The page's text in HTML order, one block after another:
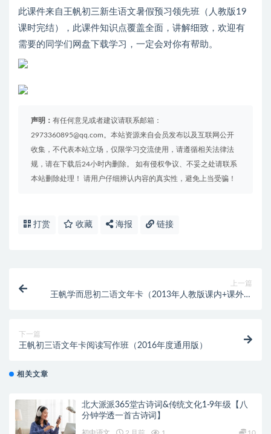
此课件来自王帆初三新生语文暑假预习领先班（人教版19
课时完结），此课件知识点覆盖全面，讲解细致，欢迎有
需要的同学们网盘下载学习，一定会对你有帮助。
声明： 有任何意见或者建议请联系邮箱：
2973360895@qq.com。本站资源来自会员发布以及互联网公开
收集，不代表本站立场，仅限学习交流使用，请遵循相关法律法
规，请在下载后24小时内删除。 如有侵权争议、不妥之处请联系
本站删除处理！ 请用户仔细辨认内容的真实性，避免上当受骗！
打赏 收藏 海报 链接
上一篇
王帆学而思初二语文年卡（2013年人教版课内+课外课
下一篇
王帆初三语文年卡阅读写作班（2016年度通用版）
相关文章
北大派派365堂古诗词&传统文化1-9年级【八
分钟学透一首古诗词】